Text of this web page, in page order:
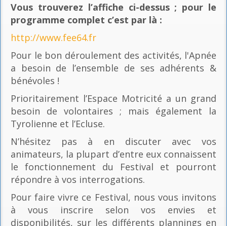
Vous trouverez l’affiche ci-dessus ; pour le
programme complet c’est par là :
http://www.fee64.fr
Pour le bon déroulement des activités, l'Apnée
a besoin de l’ensemble de ses adhérents &
bénévoles !
Prioritairement l’Espace Motricité a un grand
besoin de volontaires ; mais également la
Tyrolienne et l’Ecluse.
N’hésitez pas à en discuter avec vos
animateurs, la plupart d’entre eux connaissent
le fonctionnement du Festival et pourront
répondre à vos interrogations.
Pour faire vivre ce Festival, nous vous invitons
à vous inscrire selon vos envies et
disponibilités, sur les différents plannings en